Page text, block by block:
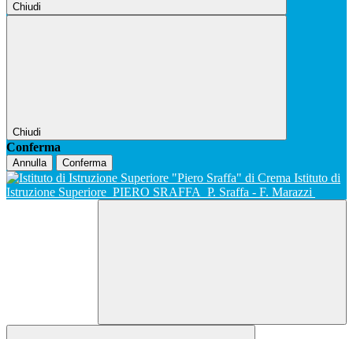
Chiudi
Chiudi
Conferma
Annulla Conferma
Istituto di
Istruzione Superiore PIERO SRAFFA P. Sraffa - F. Marazzi